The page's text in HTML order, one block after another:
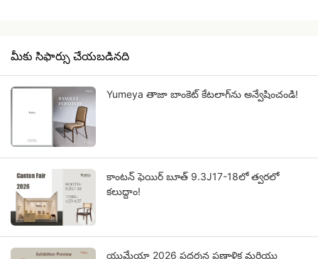
మీకు సిఫార్సు చేయబడినది
Yumeya తాజా బాంకెట్ కేటలాగ్‌ను అన్వేషించండి!
కాంటన్ ఫెయిర్ బూత్ 9.3J17-18లో త్వరలో
కలుద్దాం!
యుమేయా 2026 ప్రదర్శన ప్రణాళిక మరియు